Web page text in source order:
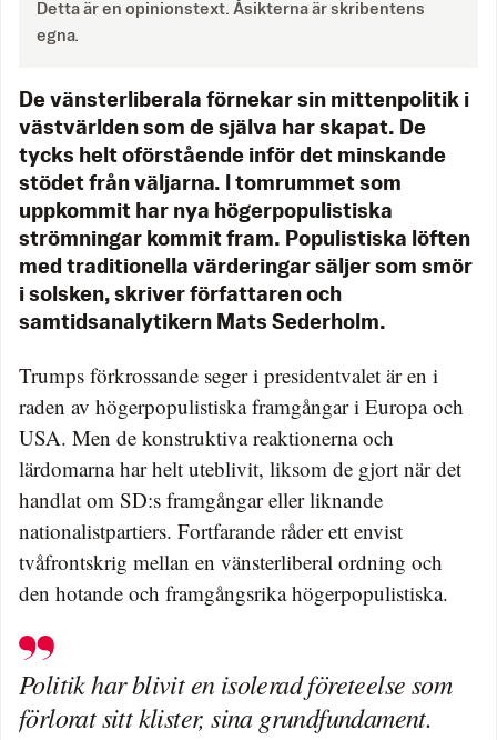
Detta är en opinionstext. Åsikterna är skribentens
egna.
De vänsterliberala förnekar sin mittenpolitik i
västvärlden som de själva har skapat. De
tycks helt oförstående inför det minskande
stödet från väljarna. I tomrummet som
uppkommit har nya högerpopulistiska
strömningar kommit fram. Populistiska löften
med traditionella värderingar säljer som smör
i solsken, skriver författaren och
samtidsanalytikern Mats Sederholm.
Trumps förkrossande seger i presidentvalet är en i
raden av högerpopulistiska framgångar i Europa och
USA. Men de konstruktiva reaktionerna och
lärdomarna har helt uteblivit, liksom de gjort när det
handlat om SD:s framgångar eller liknande
nationalistpartiers. Fortfarande råder ett envist
tvåfrontskrig mellan en vänsterliberal ordning och
den hotande och framgångsrika högerpopulistiska.
Politik har blivit en isolerad företeelse som
förlorat sitt klister, sina grundfundament.